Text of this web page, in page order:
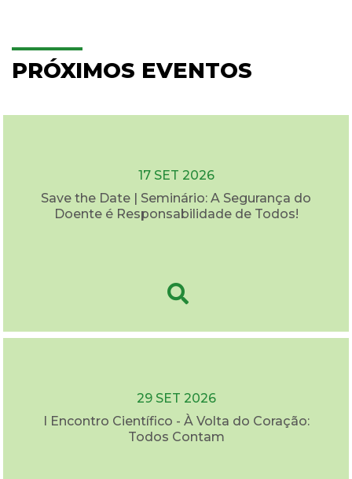
PRÓXIMOS EVENTOS
17 SET 2026
Save the Date | Seminário: A Segurança do
Doente é Responsabilidade de Todos!
29 SET 2026
I Encontro Científico - À Volta do Coração:
Todos Contam